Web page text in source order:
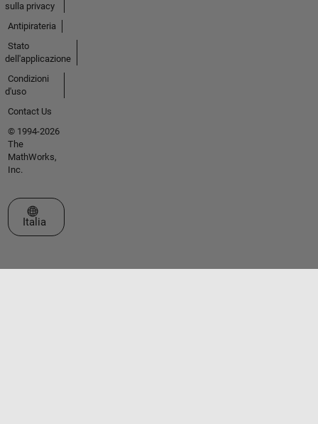
sulla privacy
Antipirateria
Stato
dell'applicazione
Condizioni
d'uso
Contact Us
© 1994-2026
The
MathWorks,
Inc.
Seleziona un sito web
Italia